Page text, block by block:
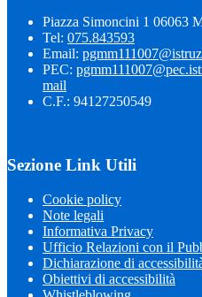
Piazza Simoncini 1 06063
Tel: 075.843593
Email:
PEC:
mail
C.F.: 94127250549
Sezione Link Utili
Cookie policy
Note legali
Informativa Privacy
Ufficio Relazioni con il
Dichiarazione di
Obiettivi di accessibilità